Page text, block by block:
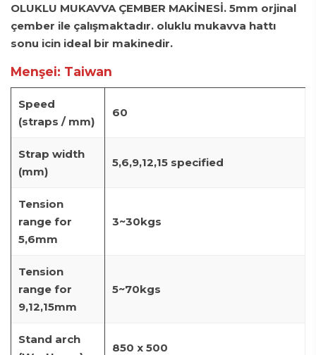
OLUKLU MUKAVVA ÇEMBER MAKİNESİ. 5mm orjinal
çember ile çalışmaktadır. oluklu mukavva hattı
sonu icin ideal bir makinedir.
Menşei: Taiwan
Speed
(straps / mm)
60
Strap width
(mm)
5,6,9,12,15 specified
Tension
range for
5,6mm
3~30kgs
Tension
range for
9,12,15mm
5~70kgs
Stand arch
850 x 500